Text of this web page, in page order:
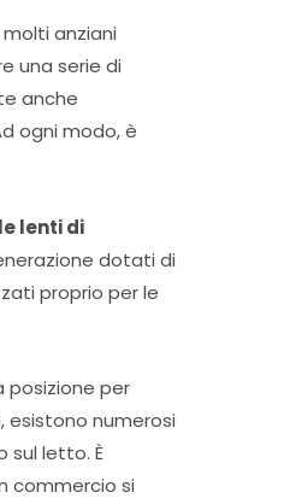
anziani
una serie di
anche
ogni modo, è
le lenti di
dotati di
proprio per le
posizione per
numerosi
sul letto. È
commercio si